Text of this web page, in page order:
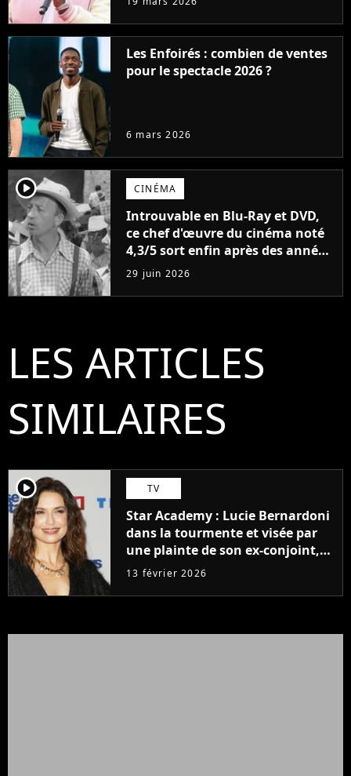
Les Enfoirés : combien de ventes
pour le spectacle 2026 ?
6 mars 2026
player2 CINÉMA
Introuvable en Blu-Ray et DVD,
ce chef d'œuvre du cinéma noté
4,3/5 sort enfin après des années
d'attente
29 juin 2026
LES ARTICLES
SIMILAIRES
player2 TV
Star Academy : Lucie Bernardoni
dans la tourmente et visée par
une plainte de son ex-conjoint,
ce que l'on sait
13 février 2026